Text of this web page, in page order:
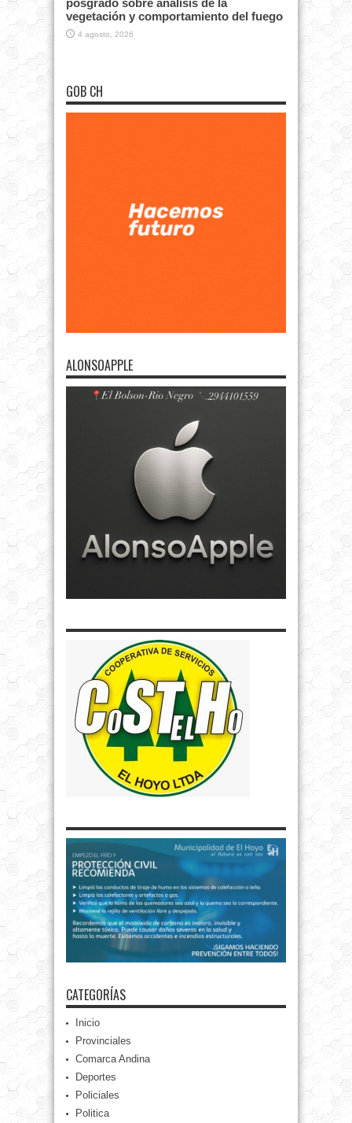
posgrado sobre análisis de la
vegetación y comportamiento del fuego
4 agosto, 2026
GOB CH
ALONSOAPPLE
CATEGORÍAS
Inicio
Provinciales
Comarca Andina
Deportes
Policiales
Politica